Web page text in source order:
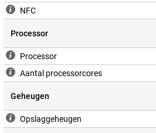
NFC
Processor
Processor
Aantal processorcores
Geheugen
Opslaggeheugen